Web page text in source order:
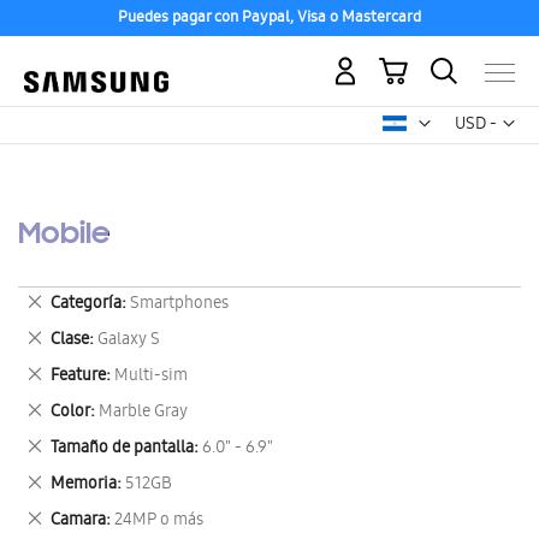
Puedes pagar con Paypal, Visa o Mastercard
USD -
dólar
Mi carrito
Mobile
Categoría Smartphones
Eliminar
este
artículo
Clase Galaxy S
Eliminar
este
artículo
Feature Multi-sim
Eliminar
este
artículo
Color Marble Gray
Eliminar
este
artículo
Tamaño de pantalla 6.0" - 6.9"
Eliminar
este
artículo
Memoria 512GB
Eliminar
este
artículo
Camara 24MP o más
Eliminar